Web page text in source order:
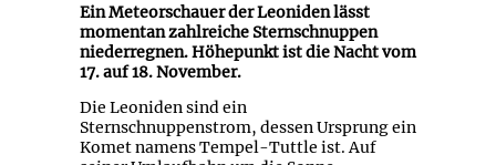
Ein Meteorschauer der Leoniden lässt
momentan zahlreiche Sternschnuppen
niederregnen. Höhepunkt ist die Nacht vom
17. auf 18. November.
Die Leoniden sind ein
Sternschnuppenstrom, dessen Ursprung ein
Komet namens Tempel-Tuttle ist. Auf